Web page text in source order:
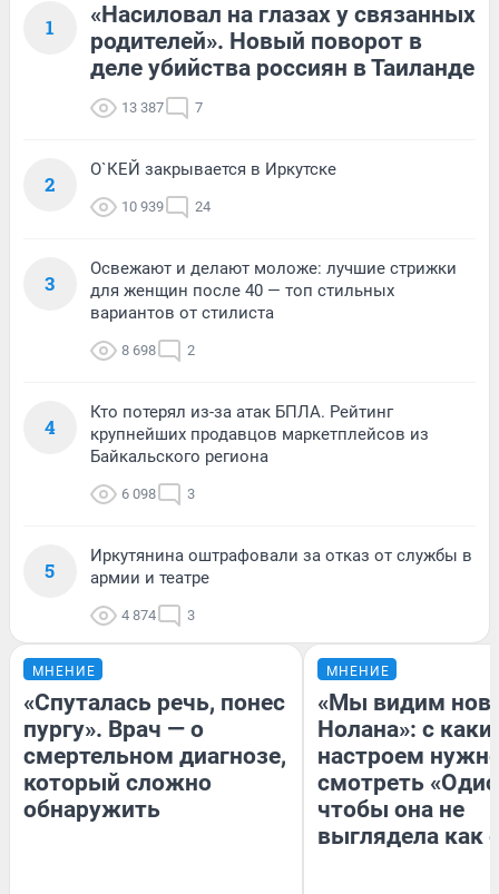
1
«Насиловал на глазах у связанных
родителей». Новый поворот в
деле убийства россиян в Таиланде
13 387 7
2
О`КЕЙ закрывается в Иркутске
10 939 24
3
Освежают и делают моложе: лучшие стрижки
для женщин после 40 — топ стильных
вариантов от стилиста
8 698 2
4
Кто потерял из-за атак БПЛА. Рейтинг
крупнейших продавцов маркетплейсов из
Байкальского региона
6 098 3
5
Иркутянина оштрафовали за отказ от службы в
армии и театре
4 874 3
МНЕНИЕ
«Спуталась речь, понес
пургу». Врач — о
смертельном диагнозе,
который сложно
обнаружить
МНЕНИЕ
«Мы видим
Нолана»: с
настроем
смотреть
чтобы она не
выглядела как